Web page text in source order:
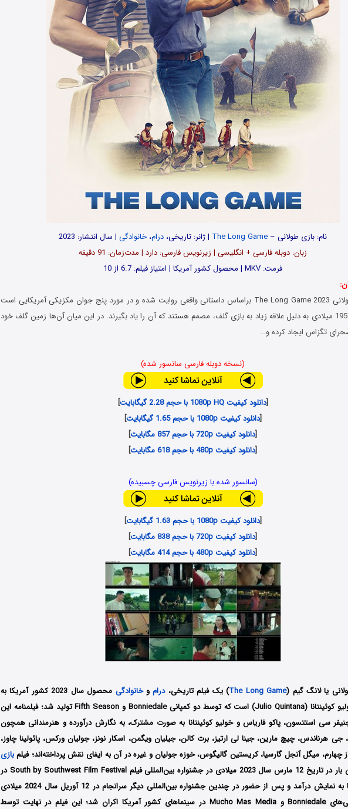
نام: بازی طولانی – The Long Game | ژانر: تاریخی، درام، خانوادگی| سال انتشار: 2023
زبان: دوبله فارسی + انگلیسی | زیرنویس فارسی: دارد | مدت‌زمان: 91 دقیقه
فرمت: MKV | محصول کشور آمریکا | امتیاز فیلم: 6.7 از 10
فیلم بازی طولانی The Long Game 2023 براساس داستانی واقعی روایت شده و در مورد پنج جوان مکزیکی آمریکایی است
که در سال 1955 میلادی به دلیل علاقه زیاد به بازی گلف، مصمم هستند که آن را یاد بگیرند. در این میان آن‌ها زمین گلف خود
تگزاس ایجاد کرده و…
(نسخه دوبله فارسی سانسور شده)
[دانلود کیفیت 1080p HQ با حجم 2.28 گیگابایت
]
[دانلود کیفیت 1080p با حجم 1.65 گیگابایت
]
[دانلود کیفیت 720p با حجم 857 مگابایت
]
[دانلود کیفیت 480p با حجم 618 مگابایت ]
(سانسور شده با زیرنویس فارسی چسبیده)
[دانلود کیفیت 1080p با حجم 1.63 گیگابایت
]
[دانلود کیفیت 720p با حجم 838 مگابایت
]
[دانلود کیفیت 480p با حجم 414 مگابایت ]
یا لانگ گیم (The Long Game) یک فیلم تاریخی،دراموخانوادگی
محصول سال 2023 کشور آمریکا به
کارگردانی خولیو کوئینتانا (Julio Quintana) است که توسط دو کمپانی‌ Bonniedale و Fifth Season تولید شد؛ فیلمنامه این
جنیفر سی استتسون، پاکو فاریاس و خولیو کوئینتانا به صورت مشترک، به نگارش درآورده و هنرمندانی همچون
جی هرناندس، چیچ مارین، جینا لی ارتیز، برت کالن، جیلیان ویگمن، اسکار نونز، جولیان ورکس، پائولینا چاوز،
چهارم، میگل آنجل گارسیا، کریستین گالیگوس، خوزه جولیان و غیره در آن به ایفای نقش پرداخته‌اند؛ فیلمبازی
اولین بار در تاریخ 12 مارس سال 2023 میلادی در جشنواره بین‌المللی فیلم South by Southwest Film Festival در
کشور آمریکا به نمایش درآمد و پس از حضور در چندین جشنواره بین‌المللی دیگر سرانجام در 12 آوریل سال 2024 میلادی
توسط کمپانی‌‌های ‎Bonniedale و Mucho Mas Media در سینماهای کشور آمریکا اکران شد؛ این فیلم در نهایت توسط